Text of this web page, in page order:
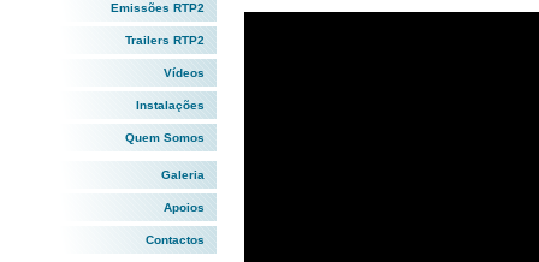
Emissões RTP2
Trailers RTP2
Vídeos
Instalações
Quem Somos
Galeria
Apoios
Contactos